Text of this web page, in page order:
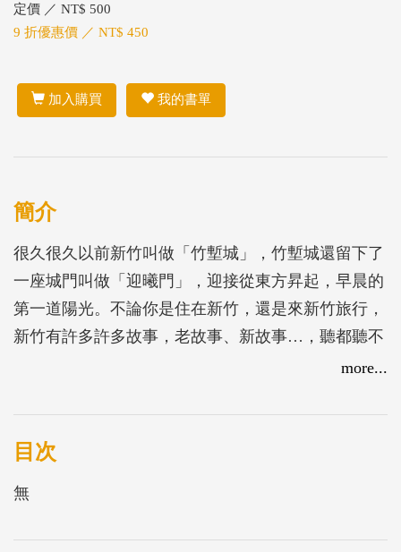
定價 ／ NT$ 500
9 折優惠價 ／ NT$ 450
加入購買 我的書單
簡介
很久很久以前新竹叫做「竹塹城」，竹塹城還留下了
一座城門叫做「迎曦門」，迎接從東方昇起，早晨的
第一道陽光。不論你是住在新竹，還是來新竹旅行，
新竹有許多許多故事，老故事、新故事…，聽都聽不
完。接著有個新故事，故事的主角也喜歡天剛亮的太
住在鄉下農場裡，可是牠成天展現著他有多厲害、多
麼了不起，雖然是隻雞，阿嘰咕自認為是鶴立雞群，
他要帶著雞們進城去，開開眼界，見見世面，最後大
more...
目次
無